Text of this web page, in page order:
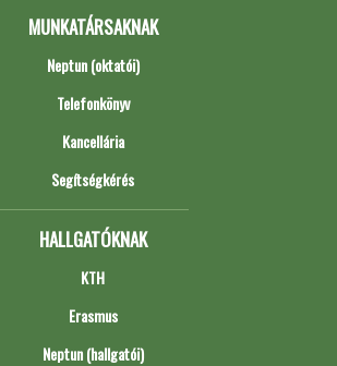
MUNKATÁRSAKNAK
Neptun (oktatói)
Telefonkönyv
Kancellária
Segítségkérés
HALLGATÓKNAK
KTH
Erasmus
Neptun (hallgatói)